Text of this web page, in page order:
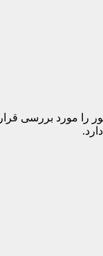
مورد بررسی